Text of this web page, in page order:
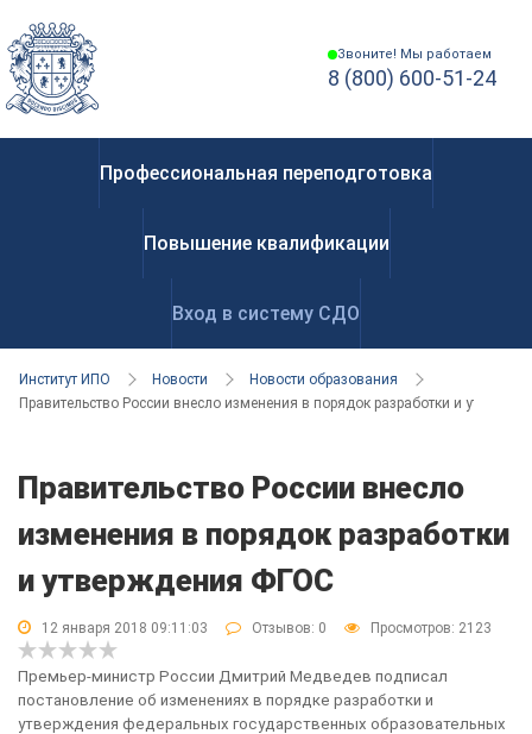
Звоните! Мы работаем
8 (800) 600-51-24
Профессиональная переподготовка
Повышение квалификации
Вход в систему СДО
Институт ИПО Новости
Новости образования
Правительство России внесло изменения в порядок разработки и
Правительство России внесло
изменения в порядок разработки
и утверждения ФГОС
12 января 2018 09:11:03 Отзывов: 0 Просмотров: 2123
Премьер-министр России Дмитрий Медведев подписал
постановление об изменениях в порядке разработки и
утверждения федеральных государственных образовательных